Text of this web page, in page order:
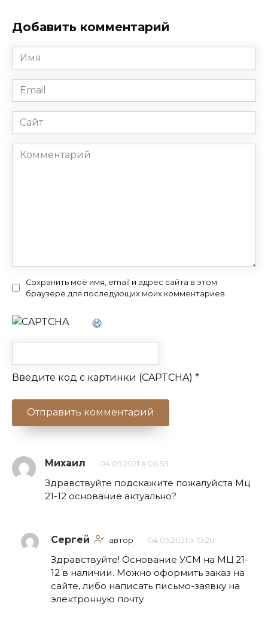
Добавить комментарий
Имя
*
Email
*
Сайт
Комментарий
Сохранить моё имя, email и адрес сайта в этом
браузере для последующих моих комментариев.
Введите код с картинки (CAPTCHA) *
Михаил 04.05.2021 в 06:53
Здравствуйте подскажите пожалуйста Мц
21-12 основание актуально?
Сергей автор 04.05.2021 в 10:20
Здравствуйте! Основание УСМ на МЦ 21-
12 в наличии. Можно оформить заказ на
сайте, либо написать письмо-заявку на
электронную почту